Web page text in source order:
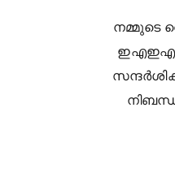
നമ്മുടെ
ഇഎഇഎ